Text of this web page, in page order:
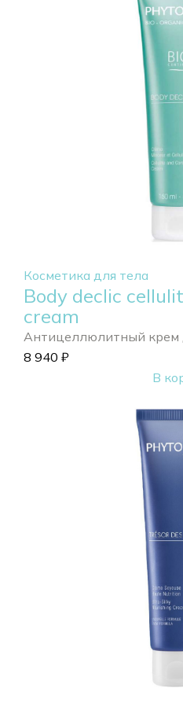
Косметика для тела
Body declic
cream
Антицеллюлитный крем
8 940 ₽
В